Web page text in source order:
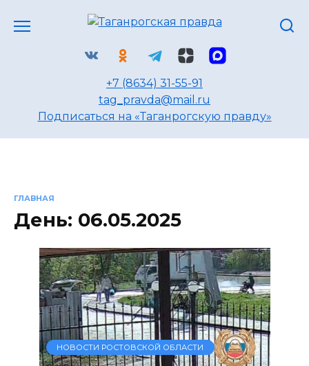
+7 (8634) 31-55-91
tag_pravda@mail.ru
Подписаться на «Таганрогскую правду»
ГЛАВНАЯ
День: 06.05.2025
НОВОСТИ РОСТОВСКОЙ ОБЛАСТИ